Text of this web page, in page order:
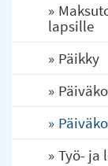
lapsille
Päikky
Työ- ja